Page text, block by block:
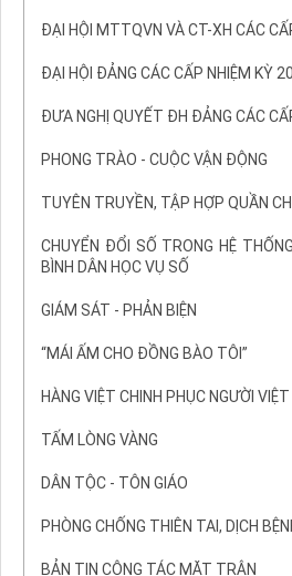
ĐẠI HỘI MTTQVN VÀ CT-XH CÁC
ĐẠI HỘI ĐẢNG CÁC CẤP NHIỆM KỲ
ĐƯA NGHỊ QUYẾT ĐH ĐẢNG CÁC
PHONG TRÀO - CUỘC VẬN ĐỘNG
TUYÊN TRUYỀN, TẬP HỢP QUẦN
CHUYỂN ĐỔI SỐ TRONG HỆ
BÌNH DÂN HỌC VỤ SỐ
GIÁM SÁT - PHẢN BIỆN
“MÁI ẤM CHO ĐỒNG BÀO TÔI”
HÀNG VIỆT CHINH PHỤC NGƯỜI VIỆT
TẤM LÒNG VÀNG
DÂN TỘC - TÔN GIÁO
PHÒNG CHỐNG THIÊN TAI, DỊCH
BẢN TIN CÔNG TÁC MẶT TRẬN